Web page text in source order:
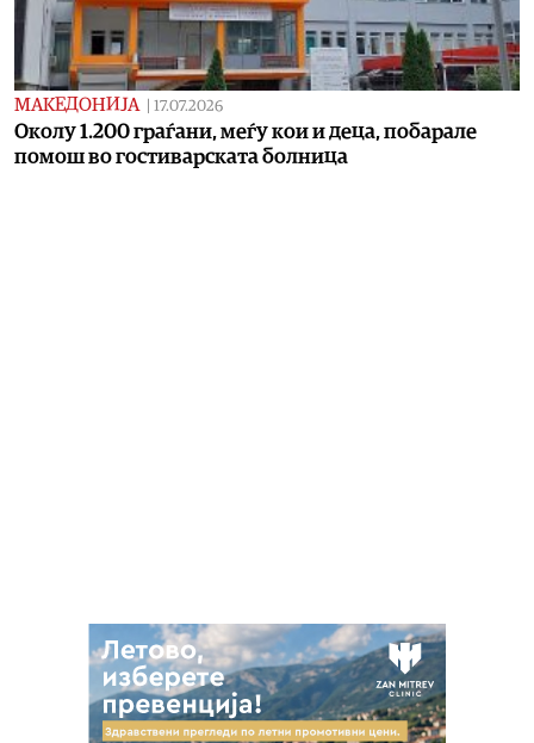
МАКЕДОНИЈА | 17.07.2026
Околу 1.200 граѓани, меѓу кои и деца, побарaле
помош во гостиварската болница